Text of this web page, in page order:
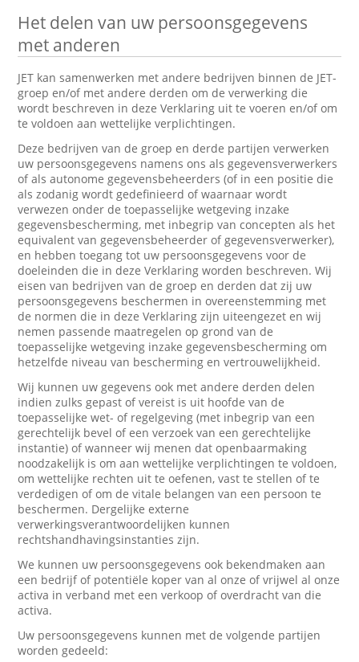
Het delen van uw persoonsgegevens
met anderen
JET kan samenwerken met andere bedrijven binnen de JET-
groep en/of met andere derden om de verwerking die
wordt beschreven in deze Verklaring uit te voeren en/of om
te voldoen aan wettelijke verplichtingen.
Deze bedrijven van de groep en derde partijen verwerken
uw persoonsgegevens namens ons als gegevensverwerkers
of als autonome gegevensbeheerders (of in een positie die
als zodanig wordt gedefinieerd of waarnaar wordt
verwezen onder de toepasselijke wetgeving inzake
gegevensbescherming, met inbegrip van concepten als het
equivalent van gegevensbeheerder of gegevensverwerker),
en hebben toegang tot uw persoonsgegevens voor de
doeleinden die in deze Verklaring worden beschreven. Wij
eisen van bedrijven van de groep en derden dat zij uw
persoonsgegevens beschermen in overeenstemming met
de normen die in deze Verklaring zijn uiteengezet en wij
nemen passende maatregelen op grond van de
toepasselijke wetgeving inzake gegevensbescherming om
hetzelfde niveau van bescherming en vertrouwelijkheid.
Wij kunnen uw gegevens ook met andere derden delen
indien zulks gepast of vereist is uit hoofde van de
toepasselijke wet- of regelgeving (met inbegrip van een
gerechtelijk bevel of een verzoek van een gerechtelijke
instantie) of wanneer wij menen dat openbaarmaking
noodzakelijk is om aan wettelijke verplichtingen te voldoen,
om wettelijke rechten uit te oefenen, vast te stellen of te
verdedigen of om de vitale belangen van een persoon te
beschermen. Dergelijke externe
verwerkingsverantwoordelijken kunnen
rechtshandhavingsinstanties zijn.
We kunnen uw persoonsgegevens ook bekendmaken aan
een bedrijf of potentiële koper van al onze of vrijwel al onze
activa in verband met een verkoop of overdracht van die
activa.
Uw persoonsgegevens kunnen met de volgende partijen
worden gedeeld: